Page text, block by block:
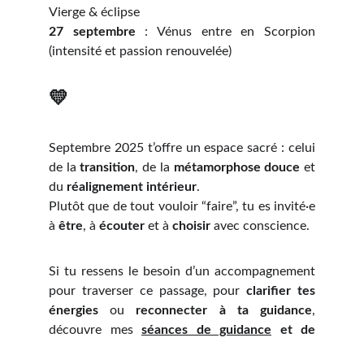
Vierge & éclipse
27 septembre : Vénus entre en Scorpion
(intensité et passion renouvelée)
💛
Septembre 2025 t’offre un espace sacré : celui
de latransition, de la métamorphose douce et
du réalignement intérieur.
Plutôt que de tout vouloir “faire”, tu es invité·e
à être, à écouter et à choisir avec conscience.
Si tu ressens le besoin d’un accompagnement
pour traverser ce passage, pourclarifier tes
énergies ou reconnecter à ta guidance,
découvre mes séances de guidance et de